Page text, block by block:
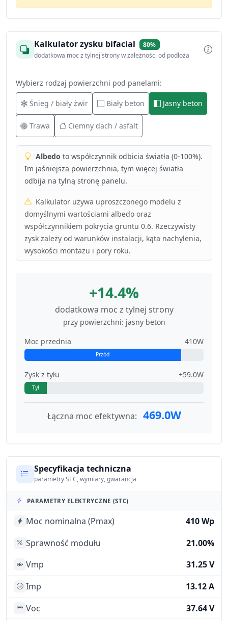
Kalkulator zysku bifacial
80%
dodatkowa moc z tylnej strony w zależności od podłoża
Wybierz rodzaj powierzchni pod panelami:
Śnieg / biały żwir Biały beton Jasny beton
Trawa Ciemny dach / asfalt
Albedo to współczynnik odbicia światła (0-100%).
Im jaśniejsza powierzchnia, tym więcej światła
odbija na tylną stronę panelu.
Kalkulator używa uproszczonego modelu z
domyślnymi wartościami albedo oraz
współczynnikiem pokrycia gruntu 0.6. Rzeczywisty
zysk zależy od warunków instalacji, kąta nachylenia,
wysokości montażu i pory roku.
+14.4%
dodatkowa moc z tylnej strony
przy powierzchni: jasny beton
Moc przednia
410W
Przód
Zysk z tyłu +59.0W
Tył
Łączna moc efektywna: 469.0W
Specyfikacja techniczna
parametry STC, wymiary, gwarancja
PARAMETRY ELEKTRYCZNE (STC)
Moc nominalna (Pmax)
410 Wp
Sprawność modułu
21.00%
Vmp
31.25 V
Imp
13.12 A
Voc
37.64 V